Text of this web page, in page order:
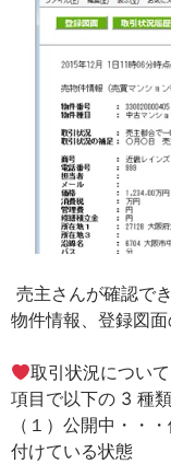
売主さんが確認で
物件情報、登録図面
取引状況につい
項目で以下の 3 種
（１）公開中・・
付けている状態